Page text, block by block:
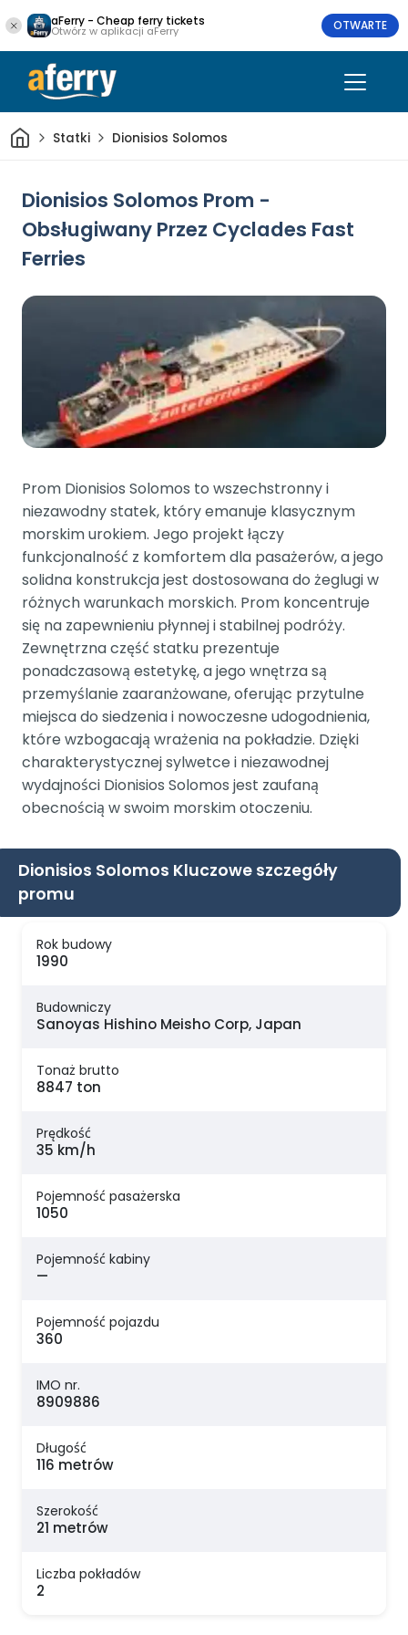
aFerry - Cheap ferry tickets
Otwórz w aplikacji aFerry OTWARTE
DomStatki Dionisios Solomos
Dionisios Solomos Prom -
Obsługiwany Przez Cyclades Fast
Ferries
Prom Dionisios Solomos to wszechstronny i
niezawodny statek, który emanuje klasycznym
morskim urokiem. Jego projekt łączy
funkcjonalność z komfortem dla pasażerów, a jego
solidna konstrukcja jest dostosowana do żeglugi w
różnych warunkach morskich. Prom koncentruje
się na zapewnieniu płynnej i stabilnej podróży.
Zewnętrzna część statku prezentuje
ponadczasową estetykę, a jego wnętrza są
przemyślanie zaaranżowane, oferując przytulne
miejsca do siedzenia i nowoczesne udogodnienia,
które wzbogacają wrażenia na pokładzie. Dzięki
charakterystycznej sylwetce i niezawodnej
wydajności Dionisios Solomos jest zaufaną
obecnością w swoim morskim otoczeniu.
Dionisios Solomos Kluczowe szczegóły
promu
Rok budowy
1990
Budowniczy
Sanoyas Hishino Meisho Corp, Japan
Tonaż brutto
8847 ton
Prędkość
35 km/h
Pojemność pasażerska
1050
Pojemność kabiny
—
Pojemność pojazdu
360
IMO nr.
8909886
Długość
116 metrów
Szerokość
21 metrów
Liczba pokładów
2